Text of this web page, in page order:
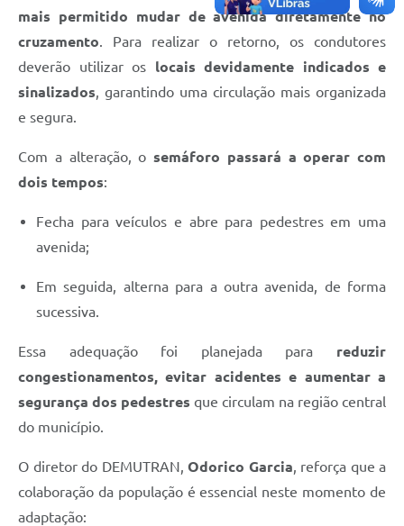
mais permitido mudar de avenida diretamente no
cruzamento . Para realizar o retorno, os condutores
deverão utilizar os locais devidamente indicados e
sinalizados , garantindo uma circulação mais organizada
e segura.
Com a alteração, o semáforo passará a operar com
dois tempos:
Fecha para veículos e abre para pedestres em uma
avenida;
Em seguida, alterna para a outra avenida, de forma
sucessiva.
Essa adequação foi planejada para reduzir
congestionamentos, evitar acidentes e aumentar a
segurança dos pedestres que circulam na região central
do município.
O diretor do DEMUTRAN, Odorico Garcia , reforça que a
colaboração da população é essencial neste momento de
adaptação: